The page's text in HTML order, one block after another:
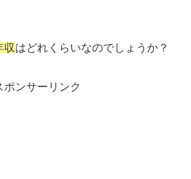
収はどれくらいなのでしょうか？
ポンサーリンク